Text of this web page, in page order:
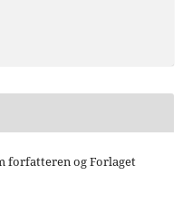
forfatteren og Forlaget